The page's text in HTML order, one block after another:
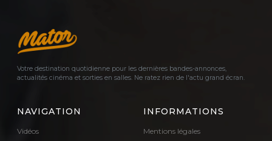
Votre destination quotidienne pour les dernières bandes-annonces,
actualités cinéma et sorties en salles. Ne ratez rien de l'actu grand écran.
NAVIGATION
Vidéos
INFORMATIONS
Mentions légales